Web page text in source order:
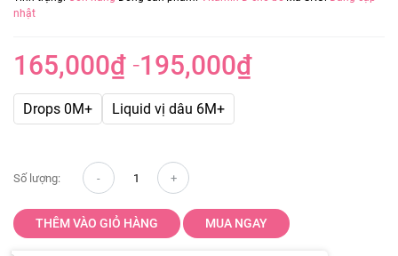
nhật
165,000₫ –195,000₫
Khoảng
165,000₫
Drops 0M+ Liquid vị dâu 6M+
Số lượng:
THÊM VÀO GIỎ HÀNG MUA NGAY